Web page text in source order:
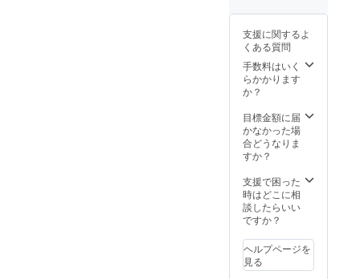
支援に関するよ
くある質問
手数料はいく
らかかります
か？
目標金額に届
かなかった場
合どうなりま
すか？
支援で困った
時はどこに相
談したらいい
ですか？
ヘルプページを
見る